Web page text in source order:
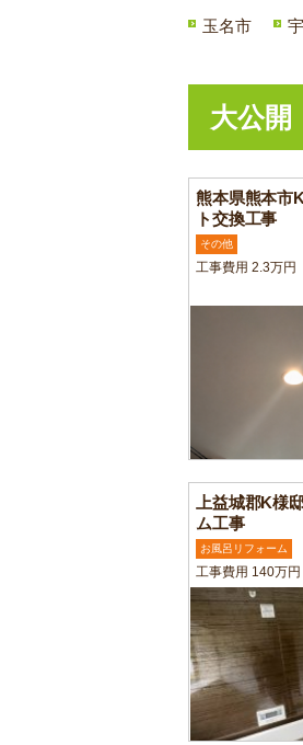
玉名市
大公開
熊本県熊本
ト交換工事
その他
工事費用 2.3万円
上益城郡K
ム工事
お風呂リフォーム
工事費用 140万円